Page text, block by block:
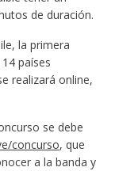
de duración.
la primera
países
realizará online,
se debe
concurso, que
a la banda y